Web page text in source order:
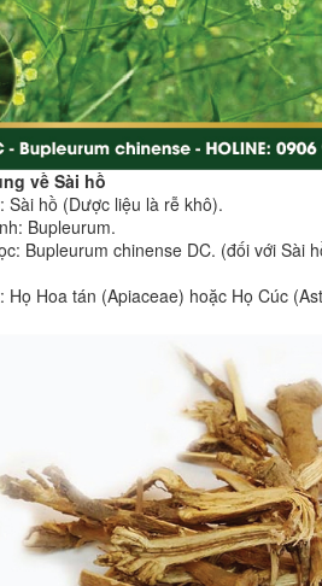
về Sài hồ
hồ (Dược liệu là rễ khô).
Bupleurum.
Bupleurum chinense DC. (đối với Sài
Hoa tán (Apiaceae) hoặc Họ Cúc